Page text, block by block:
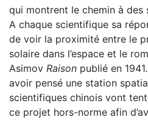
qui montrent le chemin à des
A chaque scientifique sa
de voir la proximité entre le
solaire dans l’espace et le
Asimov Raison publié en
avoir pensé une station
scientifiques chinois vont
ce projet hors-norme afin